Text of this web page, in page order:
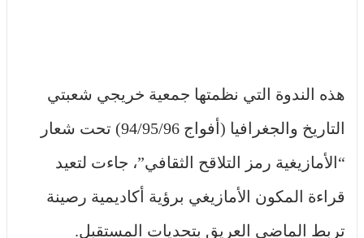
هذه الندوة التي نظمتها جمعية خريجي شعبتي
التاريخ والجغرافيا (أفواج 94/95/96) تحت شعار
“الأمازيغية رمز التلاقح الثقافي”، جاءت لتعيد
قراءة المكون الأمازيغي برؤية أكاديمية رصينة
تربط الماضي العريق بتحديات المستقبل.